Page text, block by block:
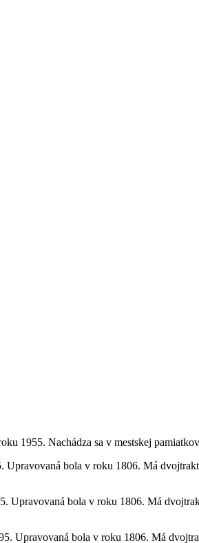
1955. Nachádza sa v mestskej
Upravovaná bola v roku 1806. Má
Upravovaná bola v roku 1806. Má
Upravovaná bola v roku 1806. Má